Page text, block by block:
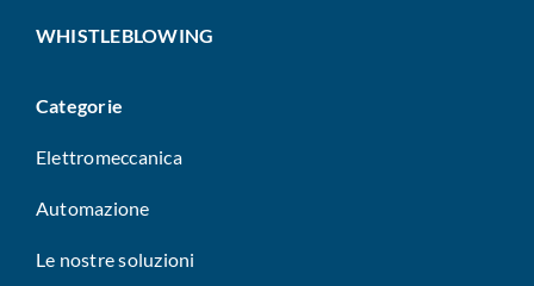
WHISTLEBLOWING
Categorie
Elettromeccanica
Automazione
Le nostre soluzioni